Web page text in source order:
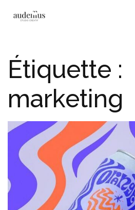
Étiquette :
marketing